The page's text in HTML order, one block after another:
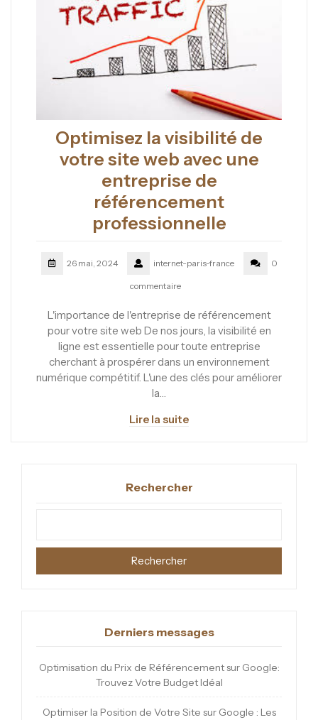
Optimisez la visibilité de
votre site web avec une
entreprise de
référencement
professionnelle
26 mai, 2024 internet-paris-france 0
commentaire
L'importance de l'entreprise de référencement
pour votre site web De nos jours, la visibilité en
ligne est essentielle pour toute entreprise
cherchant à prospérer dans un environnement
numérique compétitif. L'une des clés pour améliorer
la…
Lire la suite
Rechercher
Rechercher
Derniers messages
Optimisation du Prix de Référencement sur Google:
Trouvez Votre Budget Idéal
Optimiser la Position de Votre Site sur Google : Les